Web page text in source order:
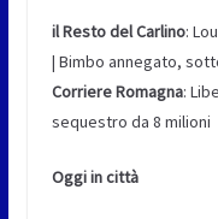
il Resto del Carlino:
| Bimbo annegato,
Corriere Romagna:
sequestro da 8 milioni
Oggi in città